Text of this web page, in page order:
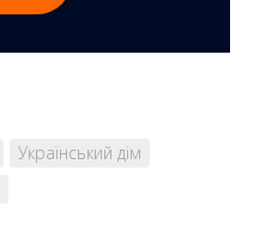
Український дім